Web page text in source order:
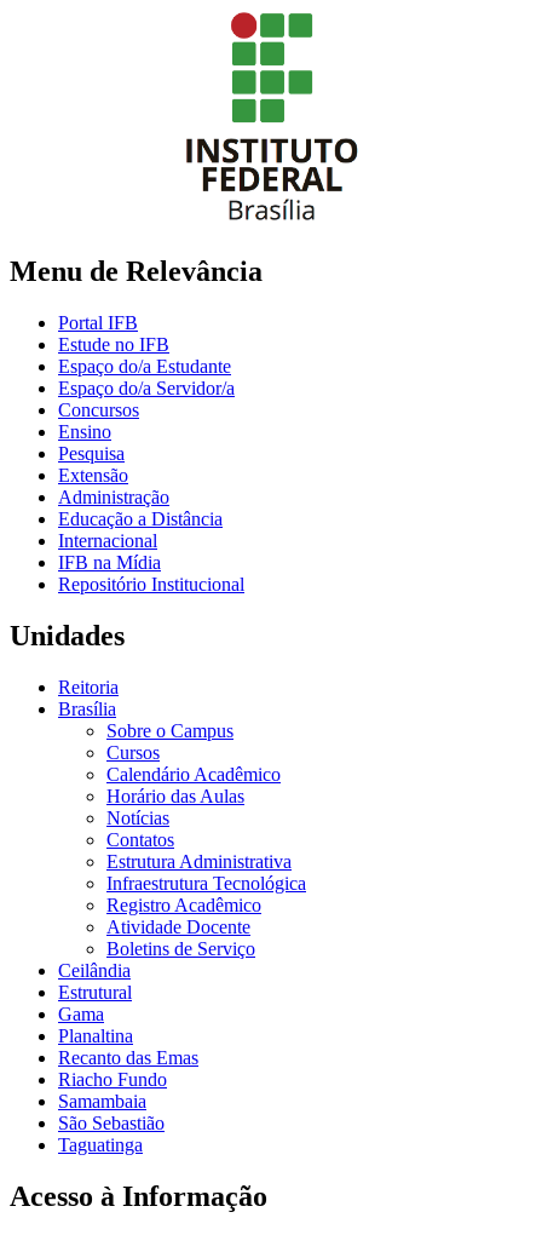
Menu de Relevância
Portal IFB
Estude no IFB
Espaço do/a Estudante
Espaço do/a Servidor/a
Concursos
Ensino
Pesquisa
Extensão
Administração
Educação a Distância
Internacional
IFB na Mídia
Repositório Institucional
Unidades
Reitoria
Brasília
Sobre o Campus
Cursos
Calendário Acadêmico
Horário das Aulas
Notícias
Contatos
Estrutura Administrativa
Infraestrutura Tecnológica
Registro Acadêmico
Atividade Docente
Boletins de Serviço
Ceilândia
Estrutural
Gama
Planaltina
Recanto das Emas
Riacho Fundo
Samambaia
São Sebastião
Taguatinga
Acesso à Informação